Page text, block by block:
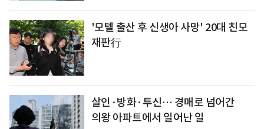
'모텔 출산 후 신생아 사망' 20대 친모
재판行
살인·방화·투신… 경매로 넘어간
의왕 아파트에서 일어난 일